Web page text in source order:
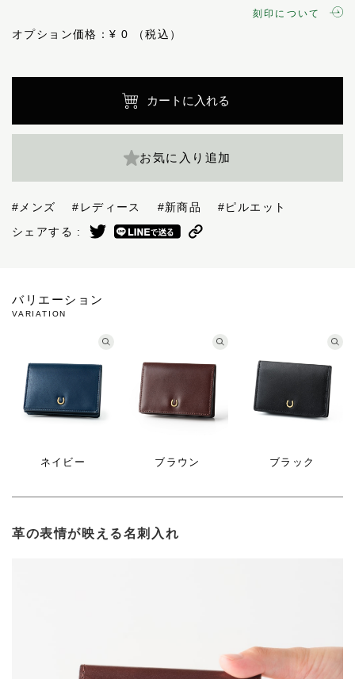
刻印について
オプション価格：¥ 0
カートに入れる
お気に入り追加
#メンズ #レディース #新商品
#ピルエット
シェアする :
バリエーション
VARIATION
ネイビー ブラウン ブラック
革の表情が映える名刺入れ